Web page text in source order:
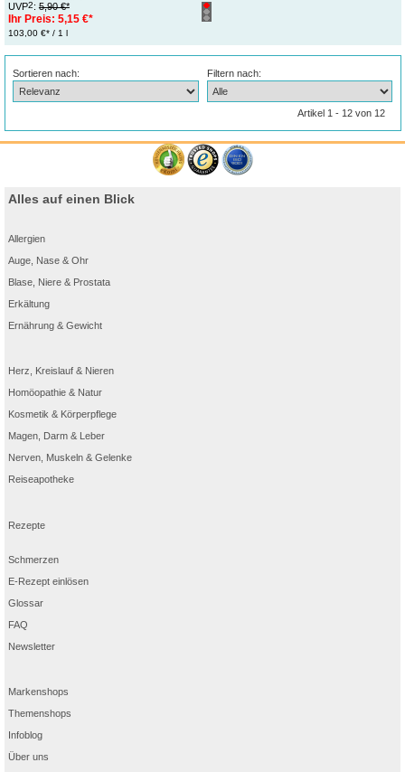
UVP2: 5,90 €*
Ihr Preis: 5,15 €*
103,00 €* / 1 l
Sortieren nach: Filtern nach:
Artikel 1 - 12 von 12
Alles auf einen Blick
Allergien
Auge, Nase & Ohr
Blase, Niere & Prostata
Erkältung
Ernährung & Gewicht
Herz, Kreislauf & Nieren
Homöopathie & Natur
Kosmetik & Körperpflege
Magen, Darm & Leber
Nerven, Muskeln & Gelenke
Reiseapotheke
Rezepte
Schmerzen
E-Rezept einlösen
Glossar
FAQ
Newsletter
Markenshops
Themenshops
Infoblog
Über uns